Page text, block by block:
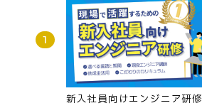
新入社員向けエンジニア研修